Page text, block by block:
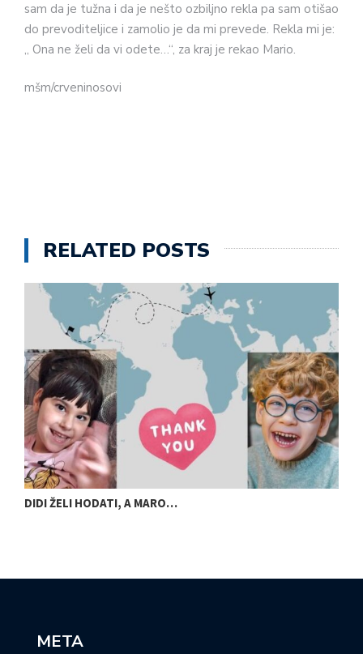
sam da je tužna i da je nešto ozbiljno rekla pa sam otišao
do prevoditeljice i zamolio je da mi prevede. Rekla mi je:
„ Ona ne želi da vi odete…“, za kraj je rekao Mario.
mšm/crveninosovi
RELATED POSTS
DIDI ŽELI HODATI, A MARO…
META